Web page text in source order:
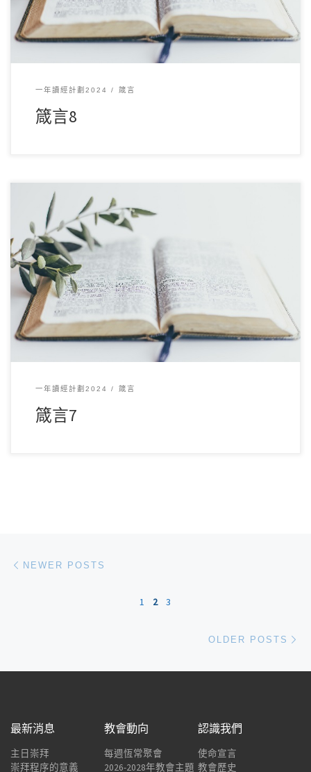
一年讀經計劃2024 箴言
箴言8
12 月82024讀經範圍：箴言7 經文重點： 本章以一個年輕人的
視角，警示他遠離淫婦的誘惑，強調智 […]
一年讀經計劃2024 箴言
箴言7
Posts navigation
NEWER POSTS
1 2 3
OLDER POSTS
最新消息
主日崇拜
崇拜程序的意義
教會動向
每週恆常聚會
2026-2028年教會主題
認識我們
使命宣言
教會歷史